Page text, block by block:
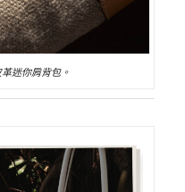
迷你肩背包。